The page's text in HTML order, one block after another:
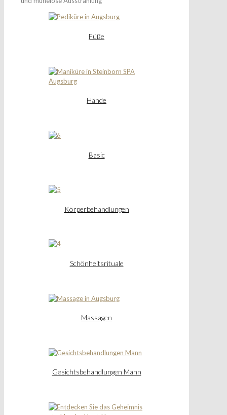
Füße
Hände
Basic
Körperbehandlungen
Schönheitsrituale
Massagen
Gesichtsbehandlungen Mann